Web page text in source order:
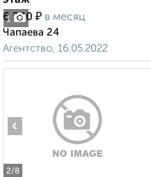
1
6 500 ₽ в месяц
Чапаева 24
Агентство, 16.05.2022
2/8
‹